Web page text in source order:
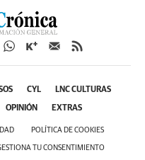
CYL LNC CULTURAS
OPINIÓN EXTRAS
POLÍTICA DE COOKIES
TU CONSENTIMIENTO